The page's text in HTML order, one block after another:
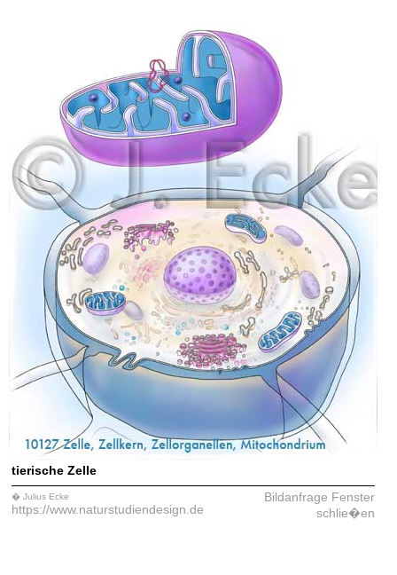
tierische Zelle
� Julius Ecke
https://www.naturstudiendesign.de
Bildanfrage Fenster
schlie�en